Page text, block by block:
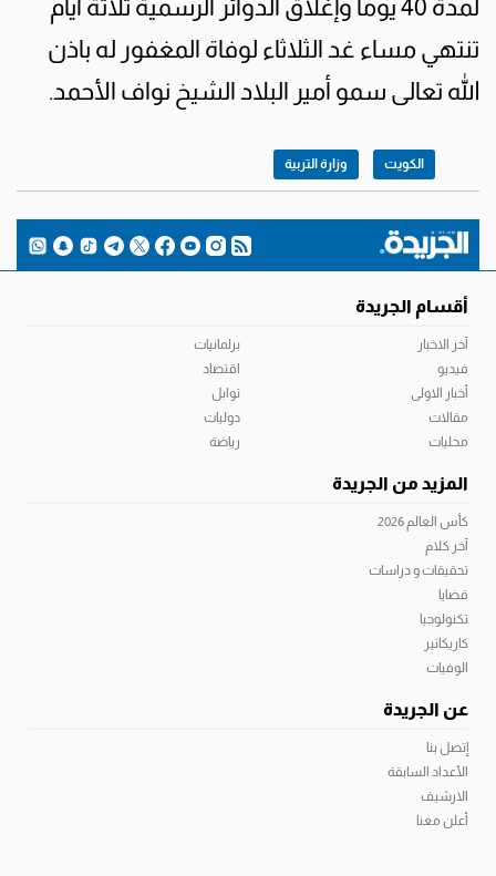
لمدة 40 يوما وإغلاق الدوائر الرسمية ثلاثة أيام
تنتهي مساء غد الثلاثاء لوفاة المغفور له باذن
الله تعالى سمو أمير البلاد الشيخ نواف الأحمد.
الكويت وزارة التربية
أقسام الجريدة
آخر الاخبار
فيديو
أخبار الاولى
مقالات
محليات
برلمانيات
اقتصاد
توابل
دوليات
رياضة
المزيد من الجريدة
كأس العالم 2026
آخر كلام
تحقيقات و دراسات
قضايا
تكنولوجيا
كاريكاتير
الوفيات
عن الجريدة
إتصل بنا
الأعداد السابقة
الارشيف
أعلن معنا